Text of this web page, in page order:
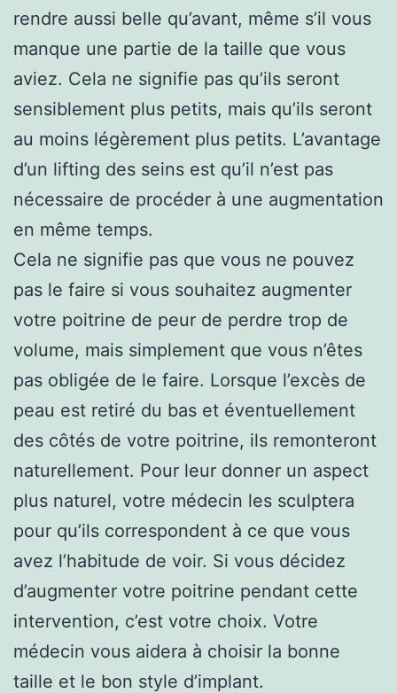
rendre aussi belle qu’avant, même s’il vous
manque une partie de la taille que vous
aviez. Cela ne signifie pas qu’ils seront
sensiblement plus petits, mais qu’ils seront
au moins légèrement plus petits. L’avantage
d’un lifting des seins est qu’il n’est pas
nécessaire de procéder à une augmentation
en même temps.
Cela ne signifie pas que vous ne pouvez
pas le faire si vous souhaitez augmenter
votre poitrine de peur de perdre trop de
volume, mais simplement que vous n’êtes
pas obligée de le faire. Lorsque l’excès de
peau est retiré du bas et éventuellement
des côtés de votre poitrine, ils remonteront
naturellement. Pour leur donner un aspect
plus naturel, votre médecin les sculptera
pour qu’ils correspondent à ce que vous
avez l’habitude de voir. Si vous décidez
d’augmenter votre poitrine pendant cette
intervention, c’est votre choix. Votre
médecin vous aidera à choisir la bonne
taille et le bon style d’implant.